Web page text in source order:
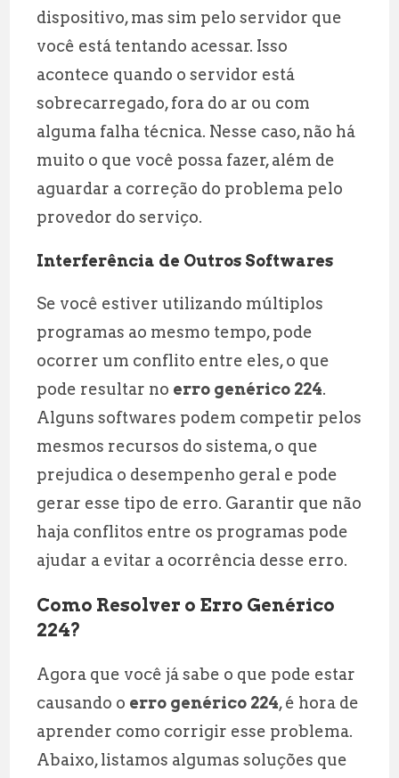
dispositivo, mas sim pelo servidor que
você está tentando acessar. Isso
acontece quando o servidor está
sobrecarregado, fora do ar ou com
alguma falha técnica. Nesse caso, não há
muito o que você possa fazer, além de
aguardar a correção do problema pelo
provedor do serviço.
Interferência de Outros Softwares
Se você estiver utilizando múltiplos
programas ao mesmo tempo, pode
ocorrer um conflito entre eles, o que
pode resultar no erro genérico 224.
Alguns softwares podem competir pelos
mesmos recursos do sistema, o que
prejudica o desempenho geral e pode
gerar esse tipo de erro. Garantir que não
haja conflitos entre os programas pode
ajudar a evitar a ocorrência desse erro.
Como Resolver o Erro Genérico
224?
Agora que você já sabe o que pode estar
causando o erro genérico 224, é hora de
aprender como corrigir esse problema.
Abaixo, listamos algumas soluções que